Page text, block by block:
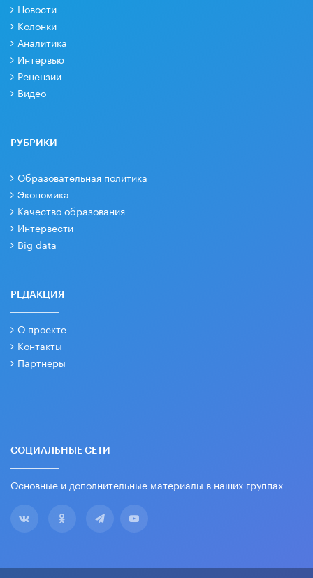
Новости
Колонки
Аналитика
Интервью
Рецензии
Видео
РУБРИКИ
Образовательная политика
Экономика
Качество образования
Интервести
Big data
РЕДАКЦИЯ
О проекте
Контакты
Партнеры
СОЦИАЛЬНЫЕ СЕТИ
Основные и дополнительные материалы в наших группах